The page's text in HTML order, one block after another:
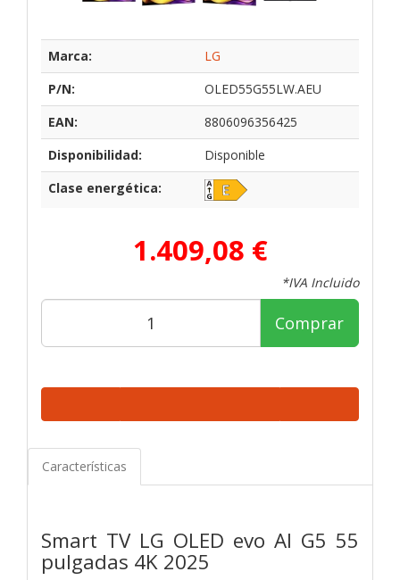
Marca:
LG
P/N:
OLED55G55LW.AEU
EAN:
8806096356425
Disponibilidad:
Disponible
Clase energética:
1.409,08 €
*IVA Incluido
Comprar
Características
Smart TV LG OLED evo AI G5 55
pulgadas 4K 2025